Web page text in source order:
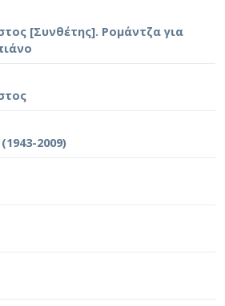
[Συνθέτης]. Ρομάντζα για
2009)